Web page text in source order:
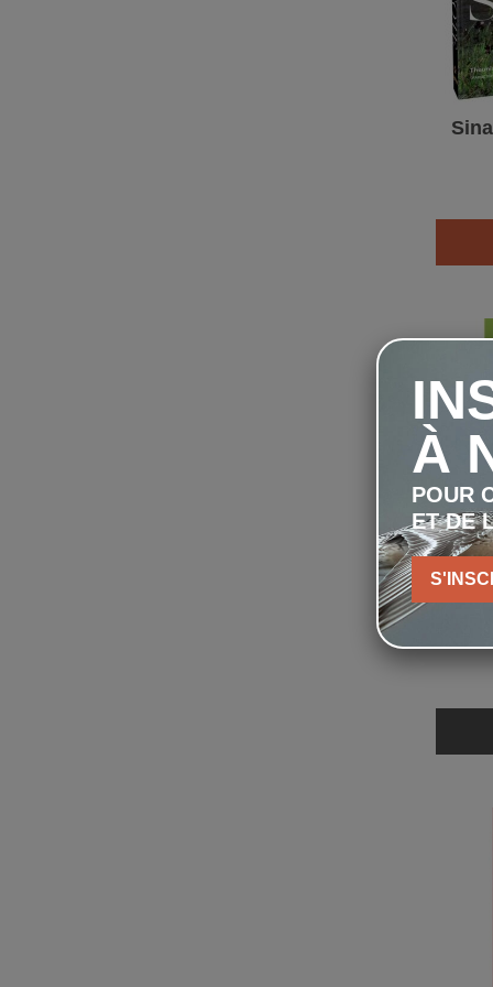
À
POUR
ET DE